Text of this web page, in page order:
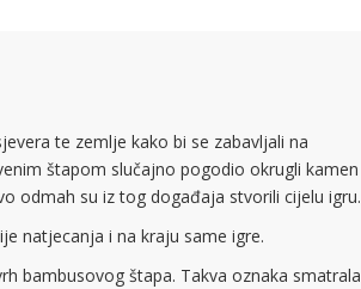
te zemlje kako bi se zabavljali na
štapom slučajno pogodio okrugli kamen
odmah su iz tog događaja stvorili cijelu igru.
natjecanja i na kraju same igre.
bambusovog štapa. Takva oznaka smatrala